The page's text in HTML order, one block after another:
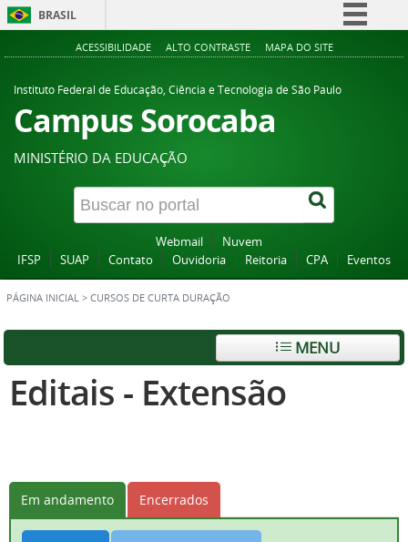
BRASIL
Simplifique!
Acesso à informação
Canais
ACESSIBILIDADE ALTO CONTRASTE MAPA DO SITE
Instituto Federal de Educação, Ciência e Tecnologia de São Paulo
Campus Sorocaba
MINISTÉRIO DA EDUCAÇÃO
Webmail
Nuvem
IFSP
SUAP Contato Ouvidoria Reitoria CPA Eventos
PÁGINA INICIAL > CURSOS DE CURTA DURAÇÃO
MENU
Editais - Extensão
Em andamento Encerrados